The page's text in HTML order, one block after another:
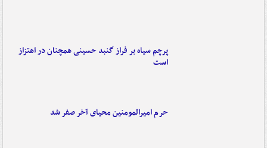
پرچم سیاه بر فراز گنبد حسینی همچنان در اهتزاز
است
حرم امیرالمومنین محیای آخر صفر شد